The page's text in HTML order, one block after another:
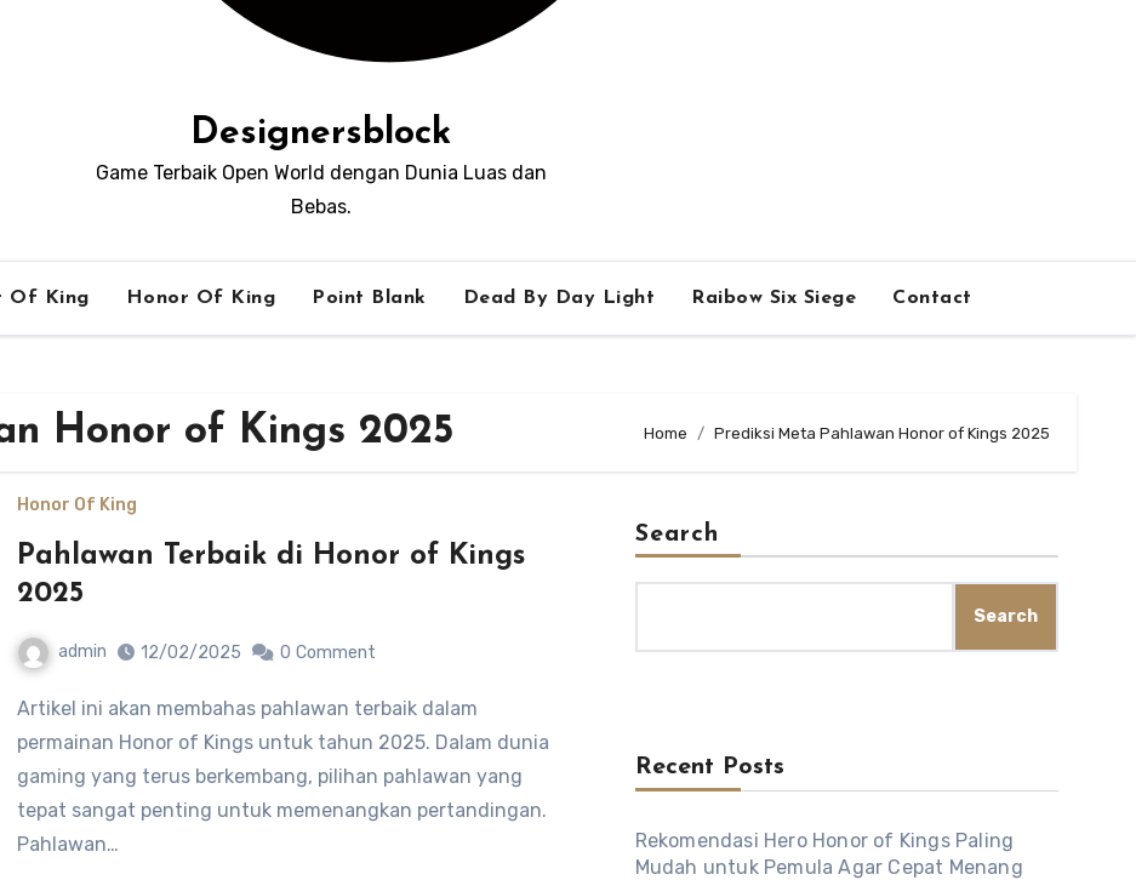
Designersblock
Game Terbaik Open World dengan Dunia Luas dan
Bebas.
Of King Honor Of King Point Blank Dead By Day Light Raibow Six Siege Contact
Honor of Kings 2025 Home Prediksi Meta Pahlawan Honor of Kings 2025
Honor Of King
Pahlawan Terbaik di Honor of Kings
2025
admin 12/02/2025 0 Comment
Artikel ini akan membahas pahlawan terbaik dalam
permainan Honor of Kings untuk tahun 2025. Dalam dunia
gaming yang terus berkembang, pilihan pahlawan yang
tepat sangat penting untuk memenangkan pertandingan.
Pahlawan…
Search
Search
Recent Posts
Rekomendasi Hero Honor of Kings Paling
Mudah untuk Pemula Agar Cepat Menang